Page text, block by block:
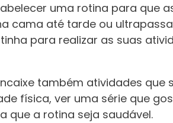
uma rotina para que
cama até tarde ou
para realizar as suas
também atividades que
física, ver uma série que
que a rotina seja saudável.